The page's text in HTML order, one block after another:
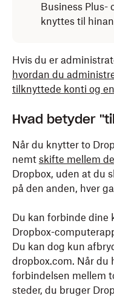
Business Plus-
knyttes til
Hvis du er
hvordan du
tilknyttede konti og
Hvad betyder
Når du knytter to
nemt skifte mellem
Dropbox, uden at du
på den anden, hver
Du kan forbinde dine
Dropbox-
Du kan dog kun
dropbox.com. Når
forbindelsen mellem
steder, du bruger